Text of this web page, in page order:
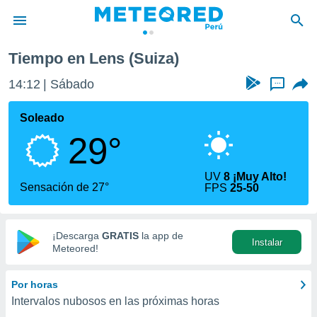
de
ha sido
calidad.
a este
las
y
digital
basada
Tiempo en Lens (Suiza)
14:12 Sábado ...
Soleado
29°
Sensación de 27°
UV8 ¡Muy Alto!
FPS25-50
¡Descarga GRATIS la app de
Meteored!
Instalar
Por horas
Intervalos nubosos en las próximas horas